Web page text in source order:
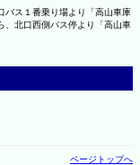
バス１番乗り場より「高山車庫
、北口西側バス停より「高山車
ページトップへ